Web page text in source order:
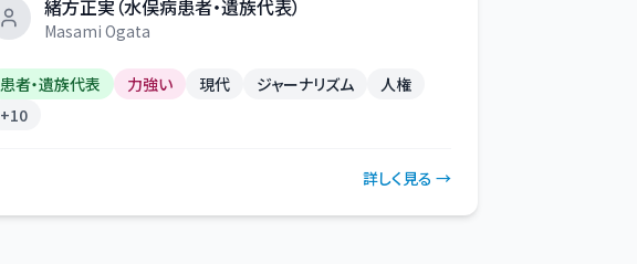
緒方正実（水俣病患者・遺族代表）
Masami Ogata
患者・遺族代表 力強い 現代 ジャーナリズム
人権
+10
詳しく見る →